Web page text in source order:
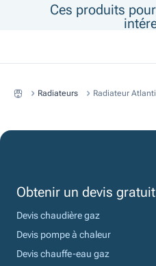
Ces produits
Radiateurs Radiateur
Obtenir un devis gratuit
Devis chaudière gaz
Devis pompe à chaleur
Devis chauffe-eau gaz